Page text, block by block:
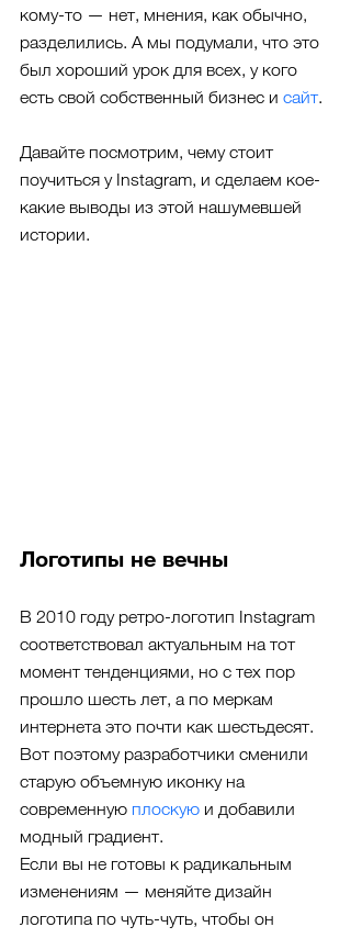
кому-то — нет, мнения, как обычно,
разделились. А мы подумали, что это
был хороший урок для всех, у кого
есть свой собственный бизнес и сайт.
Давайте посмотрим, чему стоит
поучиться у Instagram, и сделаем кое-
какие выводы из этой нашумевшей
истории.
Логотипы не вечны
В 2010 году ретро-логотип Instagram
соответствовал актуальным на тот
момент тенденциями, но с тех пор
прошло шесть лет, а по меркам
интернета это почти как шестьдесят.
Вот поэтому разработчики сменили
старую объемную иконку на
современную плоскую и добавили
модный градиент.
Если вы не готовы к радикальным
изменениям — меняйте дизайн
логотипа по чуть-чуть, чтобы он